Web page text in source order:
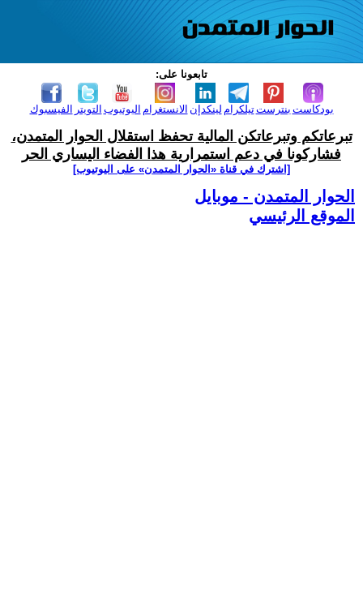
تابعونا على:
الفيسبوك التويتر اليوتيوب الانستغرام لينكدإن تيلكرامبنترست بودكاست
تبرعاتكم وتبرعاتكن المالية تحفظ استقلال الحوار المتمدن،
فشاركونا في دعم استمرارية هذا الفضاء اليساري الحر
[اشترك في قناة ‫«الحوار المتمدن» على اليوتيوب]
الحوار المتمدن - موبايل
الموقع الرئيسي